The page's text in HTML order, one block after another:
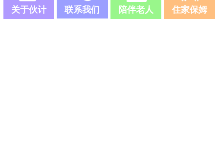
关于伙计 联系我们 陪伴老人 住家保姆